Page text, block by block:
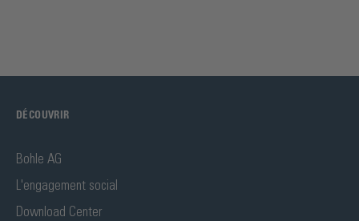
DÉCOUVRIR
Bohle AG
L'engagement social
Download Center